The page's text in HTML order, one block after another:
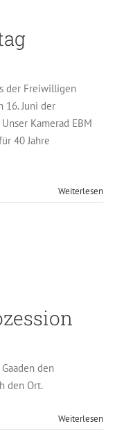
der Freiwilligen
16. Juni der
Kamerad EBM
40 Jahre
Weiterlesen
den
den Ort.
Weiterlesen